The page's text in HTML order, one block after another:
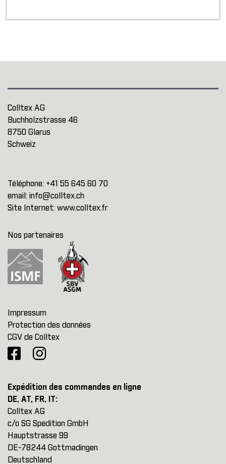
Colltex AG
Buchholzstrasse 46
8750 Glarus
Schweiz
Téléphone: +41 55 645 60 70
email: info@colltex.ch
Site Internet: www.colltex.fr
Nos partenaires
Impressum
Protection des données
CGV de Colltex
Expédition des commandes en ligne
DE, AT, FR, IT:
Colltex AG
c/o SG Spedition GmbH
Hauptstrasse 99
DE-78244 Gottmadingen
Deutschland